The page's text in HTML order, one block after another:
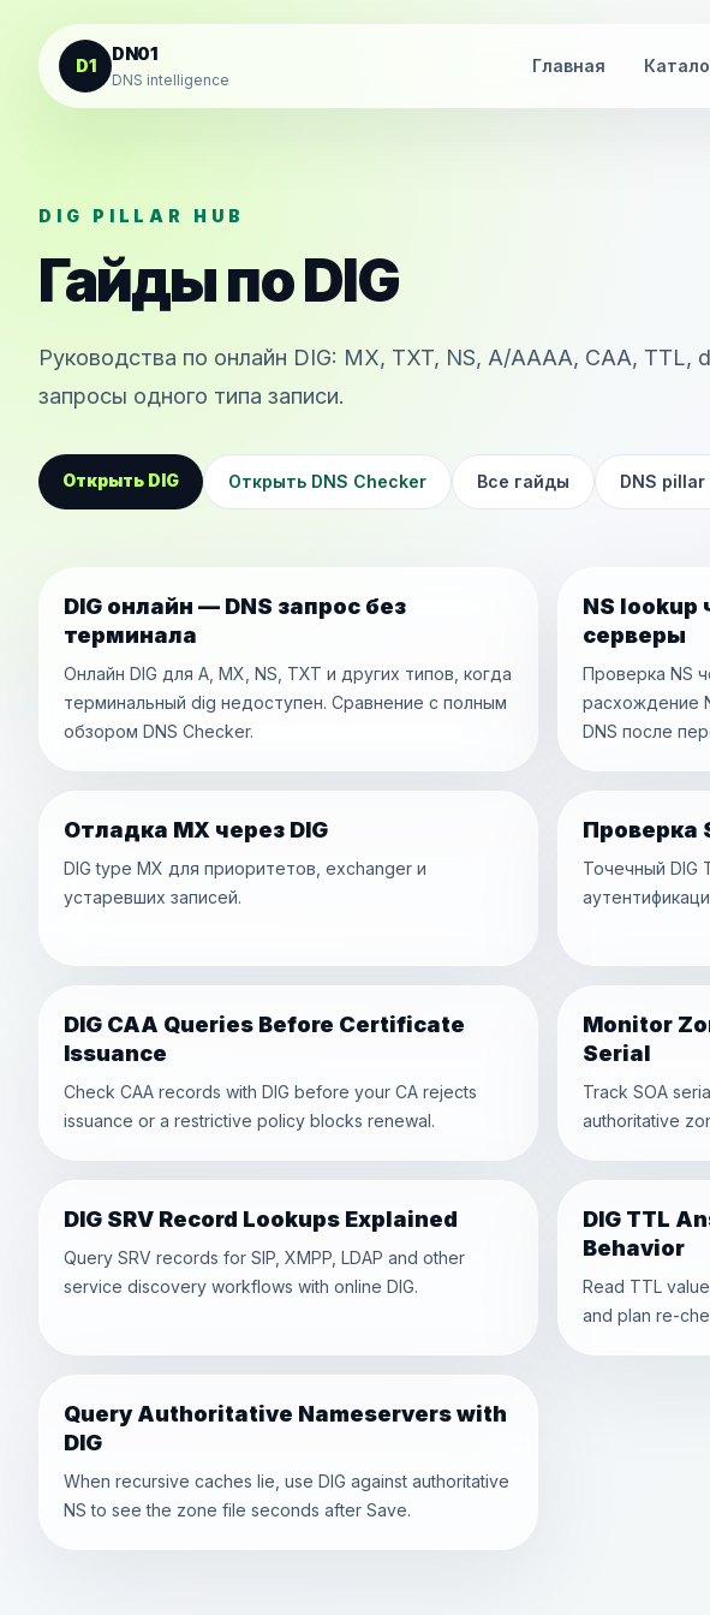
К содержанию
D1
DN01
DNS intelligence
Главная
DIG PILLAR HUB
Гайды по DIG
Руководства по онлайн DIG: MX, TXT, NS, A/AAAA, CAA, TTL,
запросы одного типа записи.
Открыть DIG Открыть DNS Checker Все гайды DNS pillar
DIG онлайн — DNS запрос без
терминала
Онлайн DIG для A, MX, NS, TXT и других типов, когда
терминальный dig недоступен. Сравнение с полным
обзором DNS Checker.
NS lookup
серверы
Проверка NS
расхождение
DNS после
Отладка MX через DIG
DIG type MX для приоритетов, exchanger и
устаревших записей.
Проверка
Точечный DIG
DIG CAA Queries Before Certificate
Issuance
Check CAA records with DIG before your CA rejects
issuance or a restrictive policy blocks renewal.
Monitor
Serial
Track SOA
authoritative
DIG SRV Record Lookups Explained
Query SRV records for SIP, XMPP, LDAP and other
service discovery workflows with online DIG.
DIG TTL
Behavior
Read TTL
and plan re-
Query Authoritative Nameservers with
DIG
When recursive caches lie, use DIG against authoritative
NS to see the zone file seconds after Save.